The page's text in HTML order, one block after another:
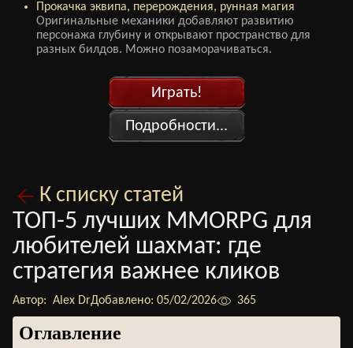
Прокачка эквипа, перерождения, рунная магия
Оригинальные механики добавляют развитию
персонажа глубину и открывают пространство для
разных билдов. Можно позаморачиваться.
Играть!
Подробности...
К списку статей
ТОП-5 лучших MMORPG для
любителей шахмат: где
стратегия важнее кликов
Автор: Alex DrДобавлено: 05/02/2026 365
Оглавление